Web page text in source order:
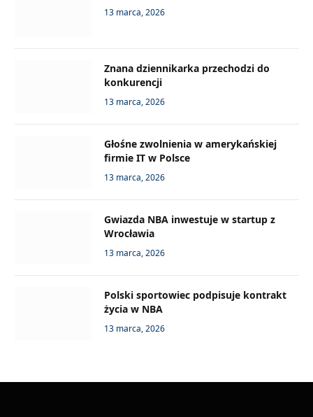
13 marca, 2026
Znana dziennikarka przechodzi do
konkurencji
13 marca, 2026
Głośne zwolnienia w amerykańskiej
firmie IT w Polsce
13 marca, 2026
Gwiazda NBA inwestuje w startup z
Wrocławia
13 marca, 2026
Polski sportowiec podpisuje kontrakt
życia w NBA
13 marca, 2026